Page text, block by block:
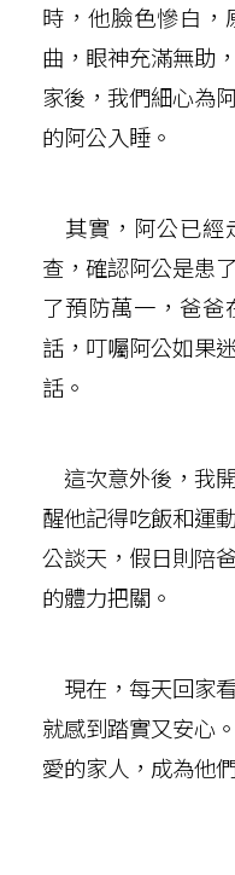
時，他臉色慘白，
曲，眼神充滿無助
家後，我們細心為
的阿公入睡。
其實，阿公已經
查，確認阿公是患
了預防萬一，爸爸
話，叮囑阿公如果
話。
這次意外後，我
醒他記得吃飯和運
公談天，假日則陪
的體力把關。
現在，每天回家
就感到踏實又安心
愛的家人，成為他